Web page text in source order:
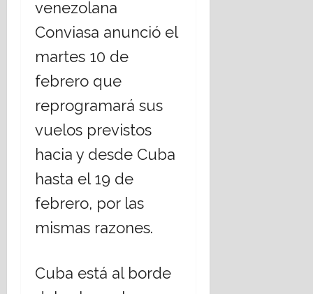
venezolana
Conviasa anunció el
martes 10 de
febrero que
reprogramará sus
vuelos previstos
hacia y desde Cuba
hasta el 19 de
febrero, por las
mismas razones.
Cuba está al borde